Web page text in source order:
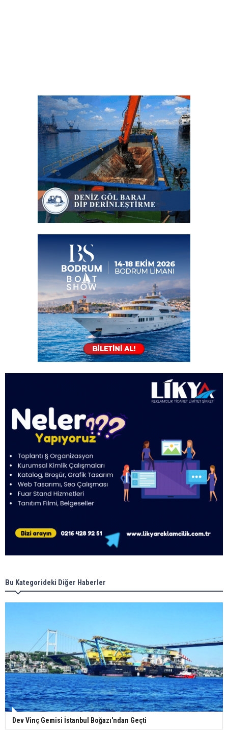
Bu Kategorideki Diğer Haberler
Dev Vinç Gemisi İstanbul Boğazı'ndan Geçti